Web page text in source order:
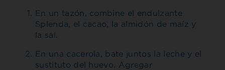
En un tazón, combine el endulzante
Splenda, el cacao, la almidón de maíz y
la sal.
En una cacerola, bate juntos la leche y el
sustituto del huevo. Agregar